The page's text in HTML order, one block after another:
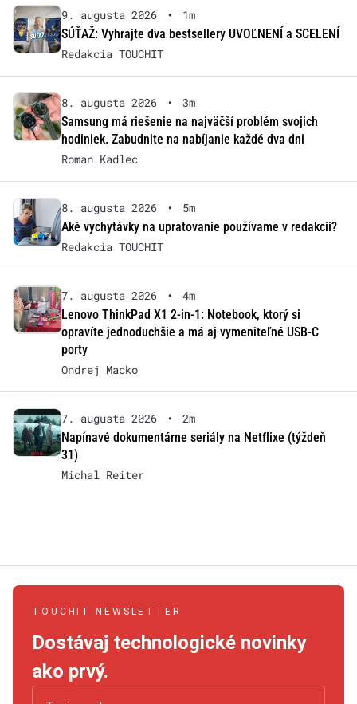
9. augusta 2026 •
1m
SÚŤAŽ: Vyhrajte dva bestsellery UVOĽNENÍ a SCELENÍ
Redakcia TOUCHIT
8. augusta 2026 •
3m
Samsung má riešenie na najväčší problém svojich
hodiniek. Zabudnite na nabíjanie každé dva dni
Roman Kadlec
8. augusta 2026 •
5m
Aké vychytávky na upratovanie používame v redakcii?
Redakcia TOUCHIT
7. augusta 2026 •
4m
Lenovo ThinkPad X1 2-in-1: Notebook, ktorý si
opravíte jednoduchšie a má aj vymeniteľné USB-C
porty
Ondrej Macko
7. augusta 2026 •
2m
Napínavé dokumentárne seriály na Netflixe (týždeň
31)
Michal Reiter
TOUCHIT NEWSLETTER
Dostávaj technologické novinky
ako prvý.